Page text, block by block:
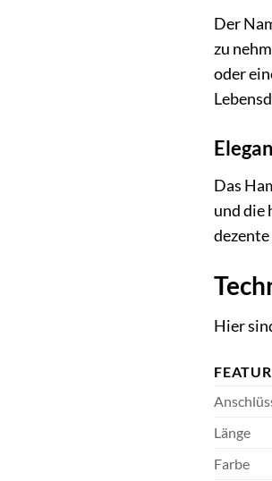
Der
zu
oder
Das
und die
Hier
Länge
Farbe